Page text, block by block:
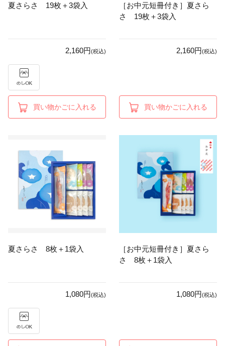
夏さらさ 19枚＋3袋入
2,160円(税込)
買い物かごに入れる
［お中元短冊付き］夏さら
さ 19枚＋3袋入
2,160円(税込)
買い物かごに入れる
夏さらさ 8枚＋1袋入
1,080円(税込)
［お中元短冊付き］夏さら
さ 8枚＋1袋入
1,080円(税込)